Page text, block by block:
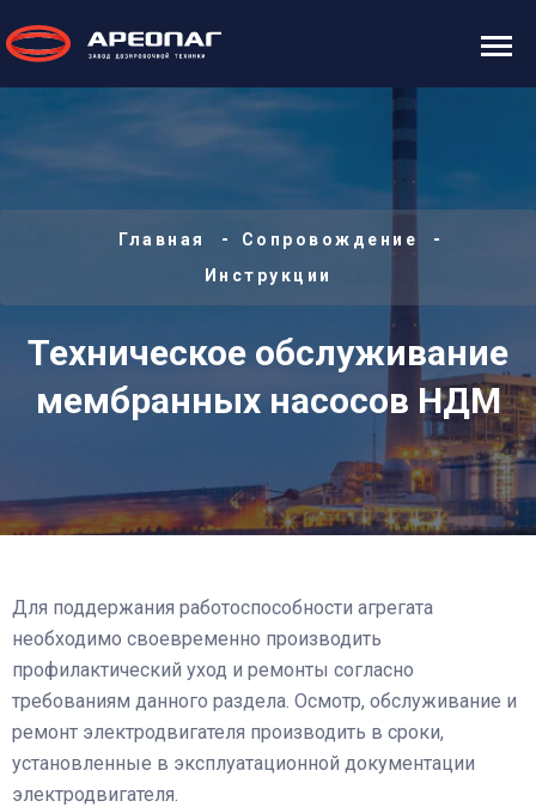
Главная
Сопровождение
Инструкции
Техническое обслуживание
мембранных насосов НДМ
Для поддержания работоспособности агрегата
необходимо своевременно производить
профилактический уход и ремонты согласно
требованиям данного раздела. Осмотр, обслуживание и
ремонт электродвигателя производить в сроки,
установленные в эксплуатационной документации
электродвигателя.